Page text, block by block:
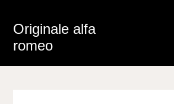
Originale alfa
romeo